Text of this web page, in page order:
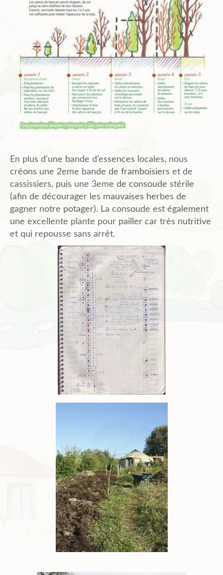
En plus d’une bande d’essences locales, nous
créons une 2eme bande de framboisiers et de
cassissiers, puis une 3eme de consoude stérile
(afin de décourager les mauvaises herbes de
gagner notre potager). La consoude est également
une excellente plante pour pailler car très nutritive
et qui repousse sans arrêt.